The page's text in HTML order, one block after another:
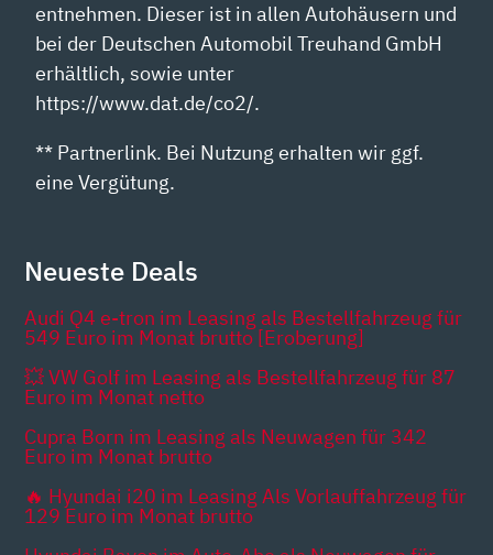
entnehmen. Dieser ist in allen Autohäusern und
bei der Deutschen Automobil Treuhand GmbH
erhältlich, sowie unter
https://www.dat.de/co2/.
** Partnerlink. Bei Nutzung erhalten wir ggf.
eine Vergütung.
Neueste Deals
Audi Q4 e-tron im Leasing als Bestellfahrzeug für
549 Euro im Monat brutto [Eroberung]
💥 VW Golf im Leasing als Bestellfahrzeug für 87
Euro im Monat netto
Cupra Born im Leasing als Neuwagen für 342
Euro im Monat brutto
🔥 Hyundai i20 im Leasing Als Vorlauffahrzeug für
129 Euro im Monat brutto